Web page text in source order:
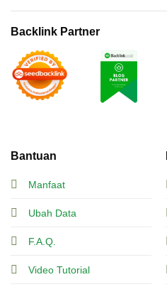
Bantuan
Manfaat
Ubah Data
F.A.Q.
Video Tutorial
Backlink Partner